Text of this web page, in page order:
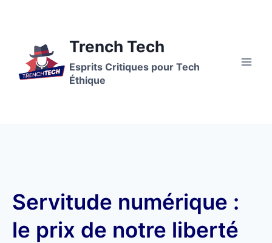
Trench Tech
Esprits Critiques pour Tech
Éthique
Servitude numérique :
le prix de notre liberté